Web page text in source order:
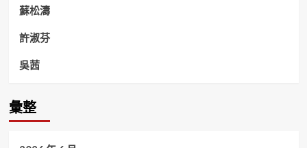
蘇松濤
許淑芬
吳茜
彙整